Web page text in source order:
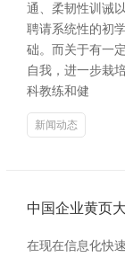
通、柔韧性训诫
聘请系统性的初
础。而关于有一
自我，进一步栽
科教练和健
新闻动态
中国企业黄页
在现在信息化快